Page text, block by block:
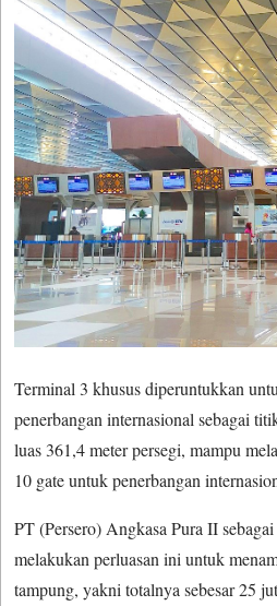
Terminal 3 khusus diperuntukkan
penerbangan internasional sebagai
luas 361,4 meter persegi, mampu
10 gate untuk penerbangan
PT (Persero) Angkasa Pura II
melakukan perluasan ini untuk
tampung, yakni totalnya sebesar 25